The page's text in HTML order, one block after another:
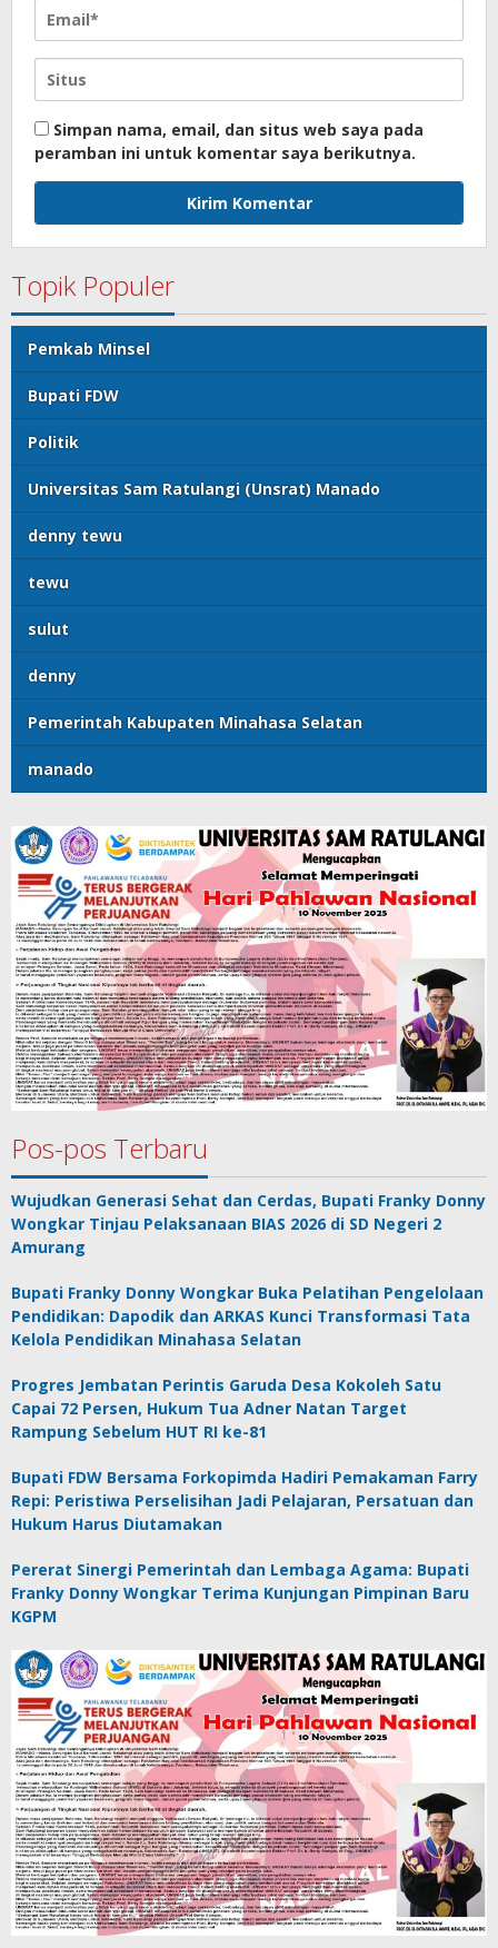
Simpan nama, email, dan situs web saya pada
peramban ini untuk komentar saya berikutnya.
Topik Populer
Pemkab Minsel
Bupati FDW
Politik
Universitas Sam Ratulangi (Unsrat) Manado
denny tewu
tewu
sulut
denny
Pemerintah Kabupaten Minahasa Selatan
manado
Pos-pos Terbaru
Wujudkan Generasi Sehat dan Cerdas, Bupati Franky Donny
Wongkar Tinjau Pelaksanaan BIAS 2026 di SD Negeri 2
Amurang
Bupati Franky Donny Wongkar Buka Pelatihan Pengelolaan
Pendidikan: Dapodik dan ARKAS Kunci Transformasi Tata
Kelola Pendidikan Minahasa Selatan
Progres Jembatan Perintis Garuda Desa Kokoleh Satu
Capai 72 Persen, Hukum Tua Adner Natan Target
Rampung Sebelum HUT RI ke-81
Bupati FDW Bersama Forkopimda Hadiri Pemakaman Farry
Repi: Peristiwa Perselisihan Jadi Pelajaran, Persatuan dan
Hukum Harus Diutamakan
Pererat Sinergi Pemerintah dan Lembaga Agama: Bupati
Franky Donny Wongkar Terima Kunjungan Pimpinan Baru
KGPM